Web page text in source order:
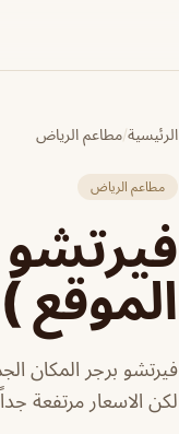
الرئيسية/مطاعم الرياض
مطاعم الرياض
فيرتشو
الموقع )
فيرتشو برجر المكان
لكن الاسعار مرتفعة